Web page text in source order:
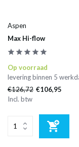
Aspen
Max Hi-flow
Op voorraad
levering binnen 5
€126,72 €106,95
Incl. btw